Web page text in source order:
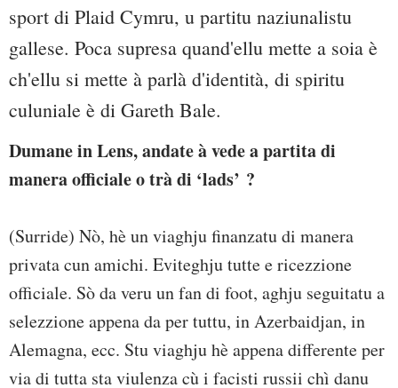
sport di Plaid Cymru, u partitu naziunalistu
gallese. Poca supresa quand'ellu mette a soia è
ch'ellu si mette à parlà d'identità, di spiritu
culuniale è di Gareth Bale.
Dumane in Lens, andate à vede a partita di
manera officiale o trà di ‘lads’ ?
(Surride) Nò, hè un viaghju finanzatu di manera
privata cun amichi. Eviteghju tutte e ricezzione
officiale. Sò da veru un fan di foot, aghju seguitatu a
selezzione appena da per tuttu, in Azerbaidjan, in
Alemagna, ecc. Stu viaghju hè appena differente per
via di tutta sta viulenza cù i facisti russii chì danu